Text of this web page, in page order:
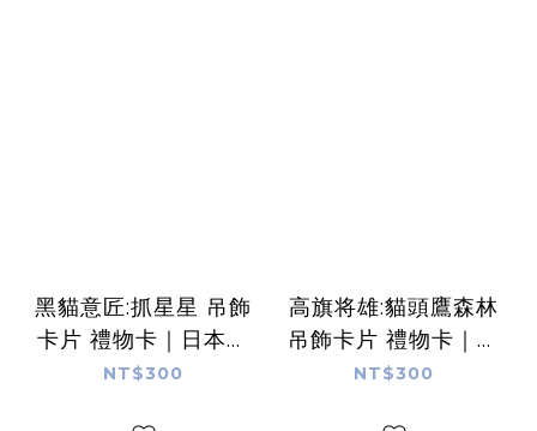
黑貓意匠:抓星星 吊飾
卡片 禮物卡｜日本表
現社
NT$300
高旗将雄:貓頭鷹森林
吊飾卡片 禮物卡｜日
本表現社
NT$300